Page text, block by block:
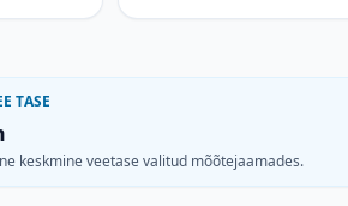
TASE
keskmine veetase valitud mõõtejaamades.